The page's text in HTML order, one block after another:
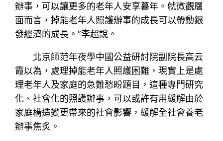
辦事，可以讓更多的老年人安享暮年。就微觀層
面而言，掉能老年人照護辦事的成長可以帶動銀
發經濟的成長。”李超說。
北京師范年夜學中國公益研討院副院長高云
霞以為，處理掉能老年人照護困難，現實上是處
理老年人及家庭的急難愁盼題目，這種專門研究
化、社會化的照護辦事，可以或許有用緩解由於
家庭構造變更帶來的社會影響，緩解全社會養老
辦事焦炙。